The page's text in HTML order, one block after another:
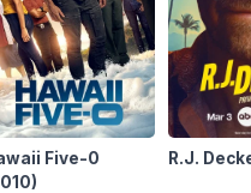
Five-0
R.J.